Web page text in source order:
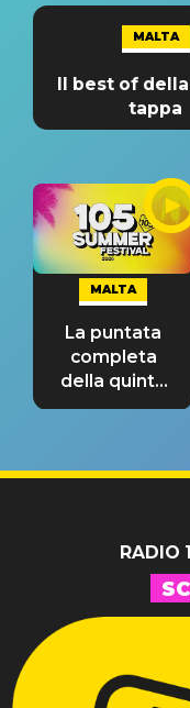
MALTA
Il best of
tappa
MALTA
La puntata
completa
della quinta
tappa
RADIO